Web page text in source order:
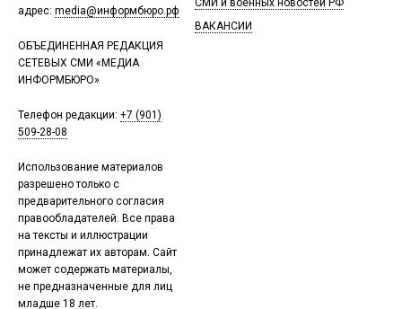
адрес: media@информбюро.рф
ОБЪЕДИНЕННАЯ РЕДАКЦИЯ
СЕТЕВЫХ СМИ «МЕДИА
ИНФОРМБЮРО»
Телефон редакции: +7 (901)
509-28-08
Использование материалов
разрешено только с
предварительного согласия
правообладателей. Все права
на тексты и иллюстрации
принадлежат их авторам. Сайт
может содержать материалы,
не предназначенные для лиц
младше 18 лет.
СМИ и военных новостей РФ
ВАКАНСИИ